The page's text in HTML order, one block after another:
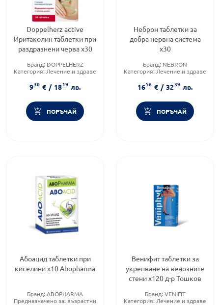
Doppelherz active
Иритаколин таблетки при
раздразнени черва х30
Бранд: DOPPELHERZ
Категория: Лечение и здраве
930 € / 1819 лв.
ПОРЪЧАЙ
Неброн таблетки за
добра нервна система
x30
Бранд: NEBRON
Категория: Лечение и здраве
1656 € / 3239 лв.
ПОРЪЧАЙ
Абоацид таблетки при
киселини х10 Abopharma
Бранд: ABOPHARMA
Предназначено за: възрастни
Венифит таблетки за
укрепване на венозните
стени х120 д-р Тошков
Бранд: VENIFIT
Категория: Лечение и здраве